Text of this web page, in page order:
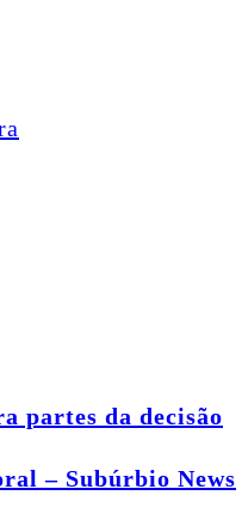
partes da decisão
– Subúrbio News